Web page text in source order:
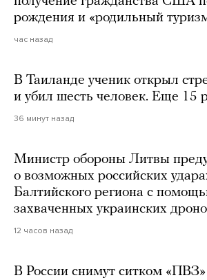
рождения и «родильный
час назад
В Таиланде ученик открыл
и убил шесть человек. Еще 15
36 минут назад
Министр обороны Литвы
о возможных российских
Балтийского региона с
захваченных украинских
12 часов назад
В России снимут ситком «ПВЗ»